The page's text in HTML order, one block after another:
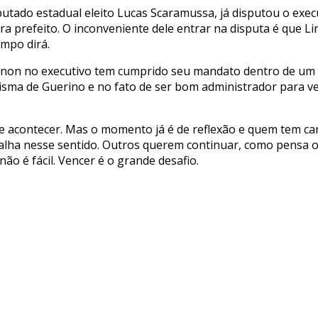
estadual eleito Lucas Scaramussa, já disputou o
prefeito. O inconveniente dele entrar na disputa é que
dirá.
no executivo tem cumprido seu mandato dentro de
de Guerino e no fato de ser bom administrador para
Mas o momento já é de reflexão e quem tem
nesse sentido. Outros querem continuar, como
é fácil. Vencer é o grande desafio.